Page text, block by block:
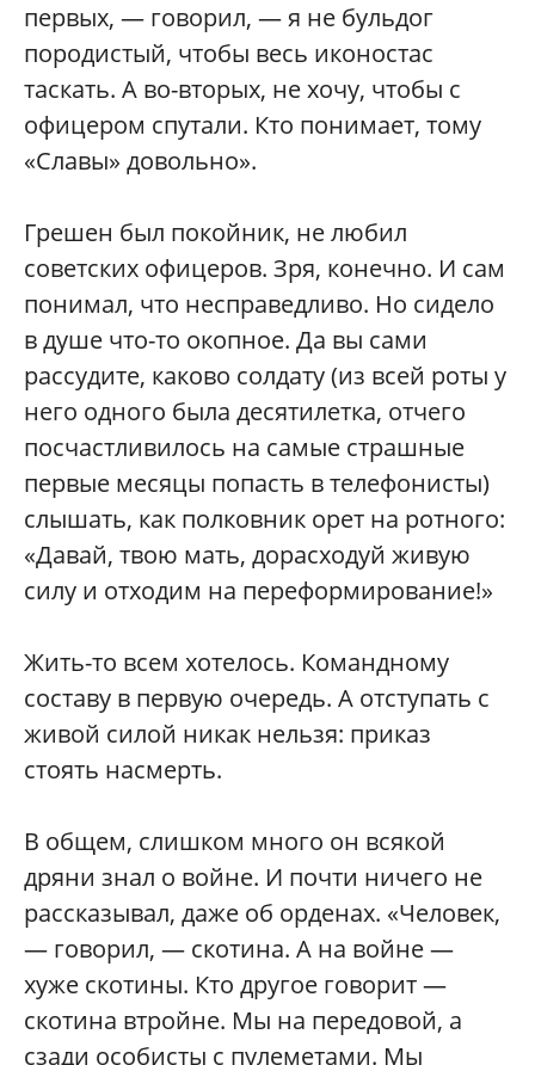
первых, — говорил, — я не бульдог
породистый, чтобы весь иконостас
таскать. А во-вторых, не хочу, чтобы с
офицером спутали. Кто понимает, тому
«Славы» довольно».
Грешен был покойник, не любил
советских офицеров. Зря, конечно. И сам
понимал, что несправедливо. Но сидело
в душе что-то окопное. Да вы сами
рассудите, каково солдату (из всей роты у
него одного была десятилетка, отчего
посчастливилось на самые страшные
первые месяцы попасть в телефонисты)
слышать, как полковник орет на ротного:
«Давай, твою мать, дорасходуй живую
силу и отходим на переформирование!»
Жить-то всем хотелось. Командному
составу в первую очередь. А отступать с
живой силой никак нельзя: приказ
стоять насмерть.
В общем, слишком много он всякой
дряни знал о войне. И почти ничего не
рассказывал, даже об орденах. «Человек,
— говорил, — скотина. А на войне —
хуже скотины. Кто другое говорит —
скотина втройне. Мы на передовой, а
сзади особисты с пулеметами. Мы